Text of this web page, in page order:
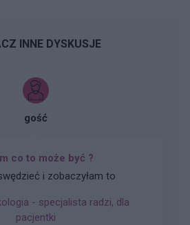
INNE DYSKUSJE
gość
co to może być ?
i zobaczyłam to
- specjalista radzi, dla
pacjentki